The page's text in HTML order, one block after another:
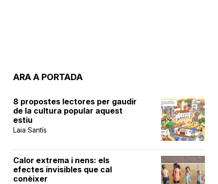
ARA A PORTADA
8 propostes lectores per gaudir
de la cultura popular aquest
estiu
Laia Santís
Calor extrema i nens: els
efectes invisibles que cal
conèixer